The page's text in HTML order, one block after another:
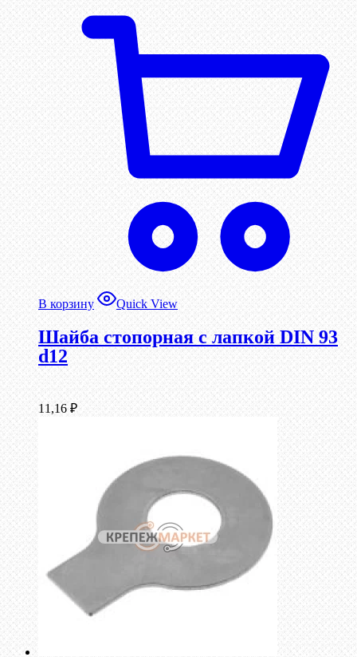
В корзину Quick View
Шайба стопорная с лапкой DIN 93
d12
11,16 ₽